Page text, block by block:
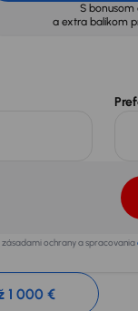
S bonusom
a extra balíkom
zásadami ochrany a spracovania
1 000 €